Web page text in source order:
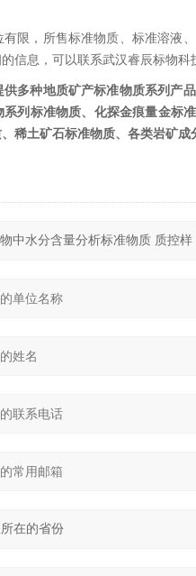
限，所售标准物质、标准溶液
信息，可以联系武汉睿辰标物科
供多种地质矿产标准物质系列产
列标准物质、化探金痕量金标
稀土矿石标准物质、各类岩矿成